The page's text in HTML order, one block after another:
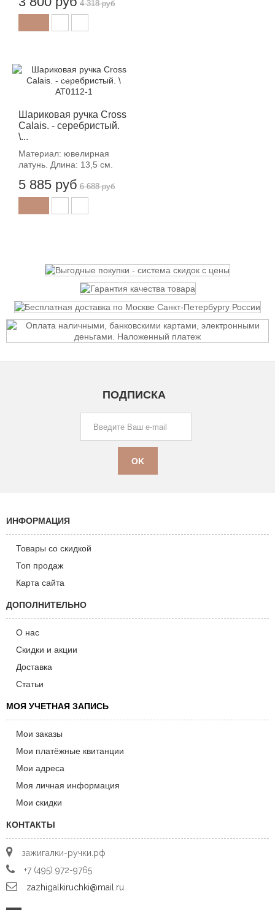
4 318 руб
Шариковая ручка Cross
Calais. - серебристый.
\...
Материал: ювелирная
латунь. Длина: 13,5 см.
5 885 руб
-12%
6 688 руб
ПОДПИСКА
ИНФОРМАЦИЯ
Товары со скидкой
Топ продаж
Карта сайта
ДОПОЛНИТЕЛЬНО
О нас
Скидки и акции
Доставка
Статьи
МОЯ УЧЕТНАЯ ЗАПИСЬ
Мои заказы
Мои платёжные квитанции
Мои адреса
Моя личная информация
Мои скидки
КОНТАКТЫ
зажигалки-ручки.рф
+7 (495) 972-9765
zazhigalkiruchki@mail.ru